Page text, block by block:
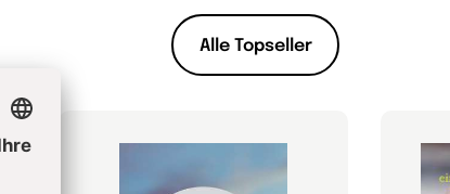
Alle Topseller